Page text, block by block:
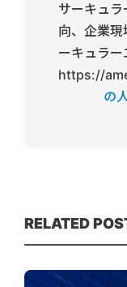
サーキュ
向、企業
ーキュラー
https://
の
RELATED